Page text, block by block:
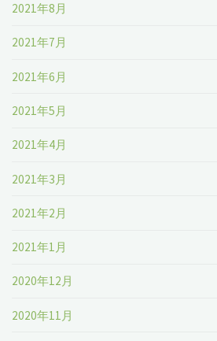
2021年8月
2021年7月
2021年6月
2021年5月
2021年4月
2021年3月
2021年2月
2021年1月
2020年12月
2020年11月